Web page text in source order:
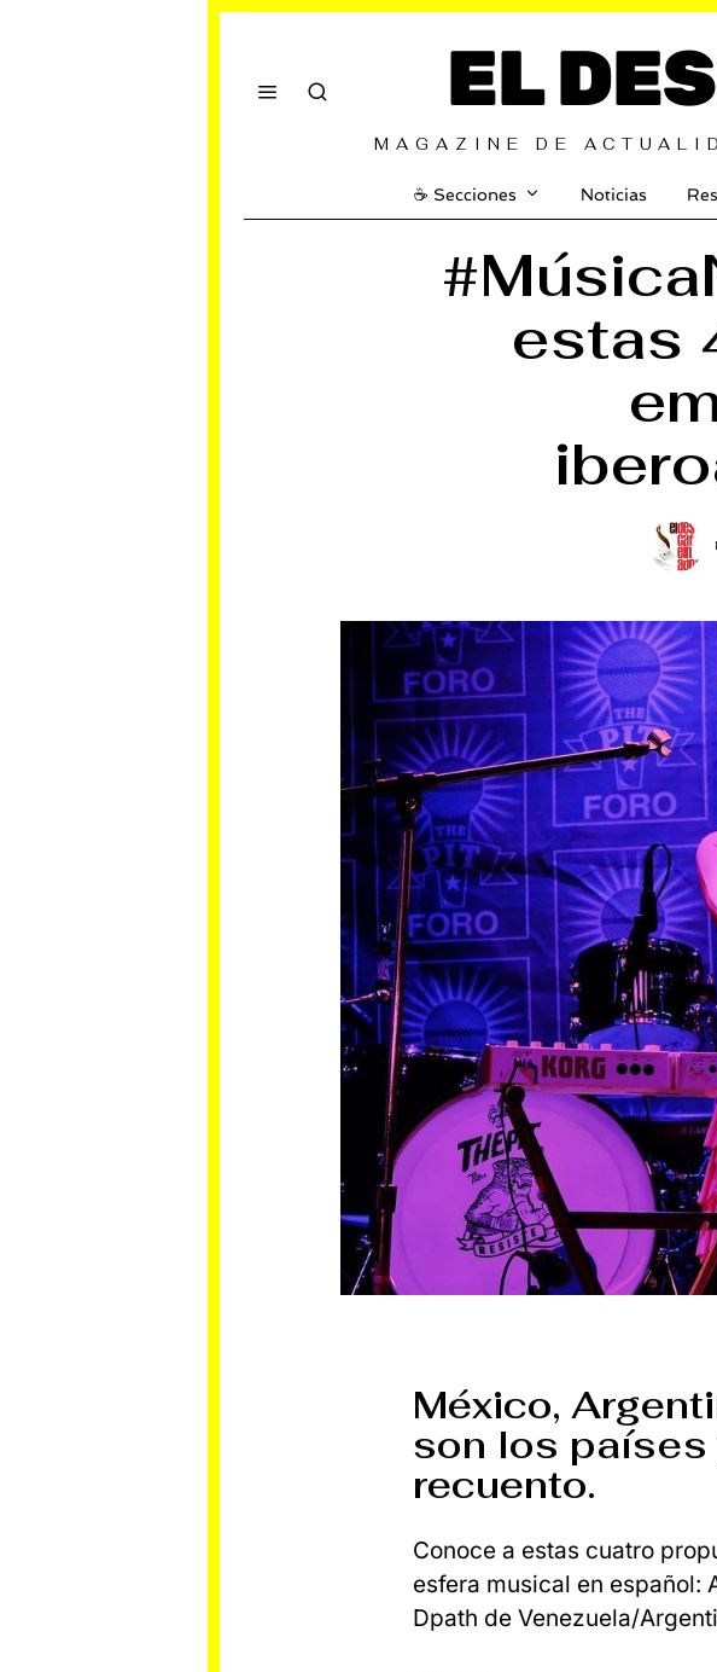
EL
MAGAZINE DE
☕️ Secciones Noticias
estas
México,
son los
recuento.
Conoce a estas cuatro
esfera musical en español:
Dpath de Venezuela/